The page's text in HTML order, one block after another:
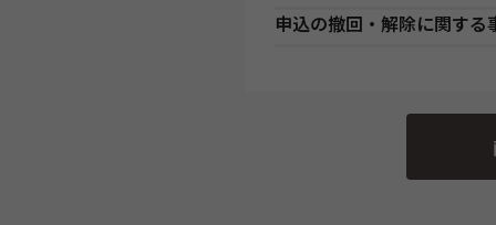
分の教材を発送いたします。
発送開始日」より、１週間以
のID・PWでのご受講となりま
・Web通信・DL通信を含むコ
よりご確認
・複数商品を同時にお申込の
銀
代
提
●講座開始日前の申込
申込の撤回・解除に関する
外となります。予めご了承く
における解約・返金について